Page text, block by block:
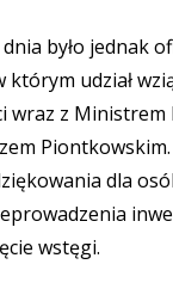
było jednak
udział
wraz z Ministrem
Piontkowskim.
dla
wstęgi.